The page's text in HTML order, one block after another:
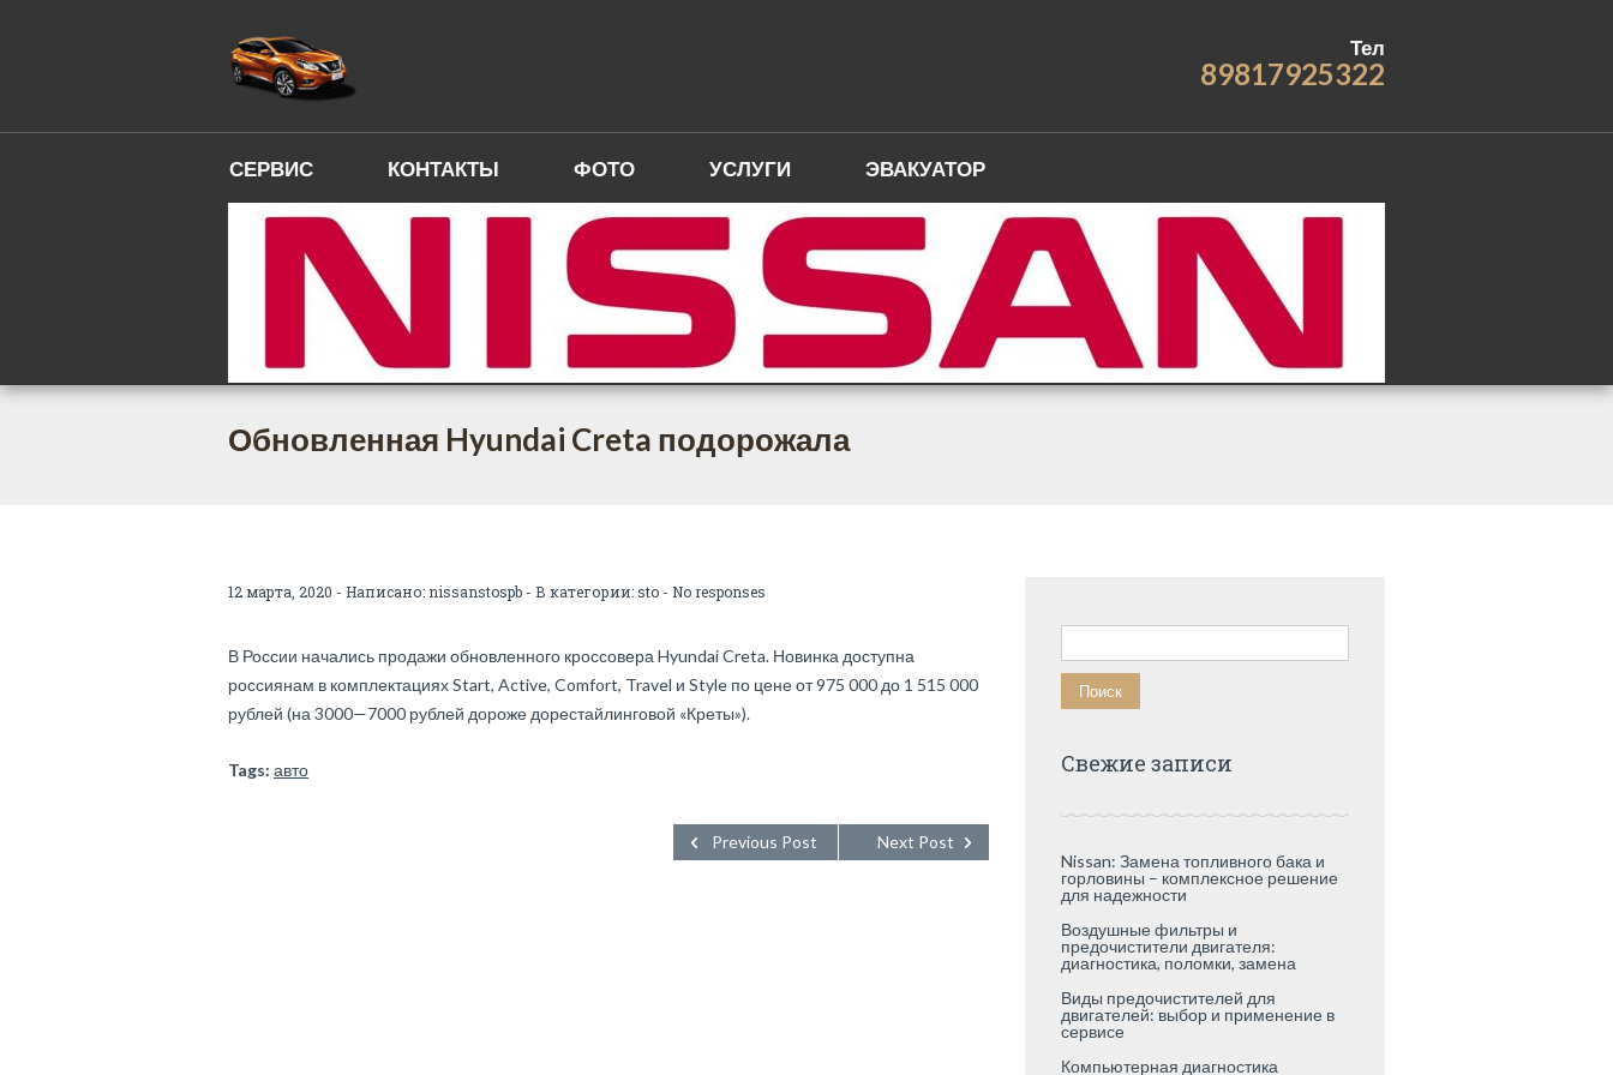
Тел
89817925322
СЕРВИС КОНТАКТЫ ФОТО УСЛУГИ ЭВАКУАТОР
Обновленная Hyundai Creta подорожала
12 марта, 2020 - Написано: nissanstospb - В категории:sto - No responses
В России начались продажи обновленного кроссовера Hyundai Creta. Новинка доступна
россиянам в комплектациях Start, Active, Comfort, Travel и Style по цене от 975 000 до 1 515 000
рублей (на 3000—7000 рублей дороже дорестайлинговой «Креты»).
Tags: авто
Next Post
Previous Post
Найти:
Свежие записи
Nissan: Замена топливного бака и
горловины – комплексное решение
для надежности
Воздушные фильтры и
предочистители двигателя:
диагностика, поломки, замена
Виды предочистителей для
двигателей: выбор и применение в
сервисе
Компьютерная диагностика